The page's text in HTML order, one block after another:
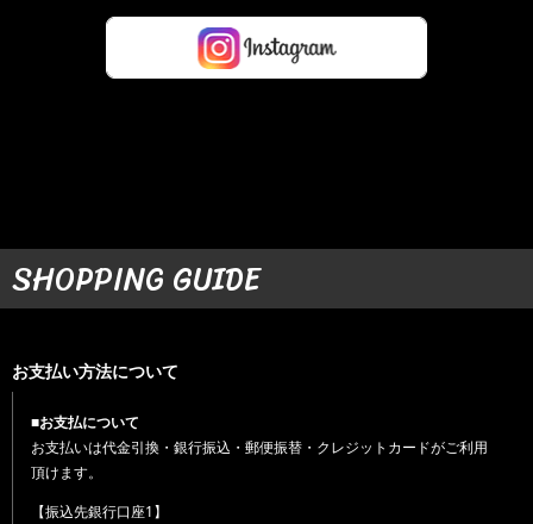
SHOPPING GUIDE
お支払い方法について
■お支払について
お支払いは代金引換・銀行振込・郵便振替・クレジットカードがご利用
頂けます。
【振込先銀行口座1】